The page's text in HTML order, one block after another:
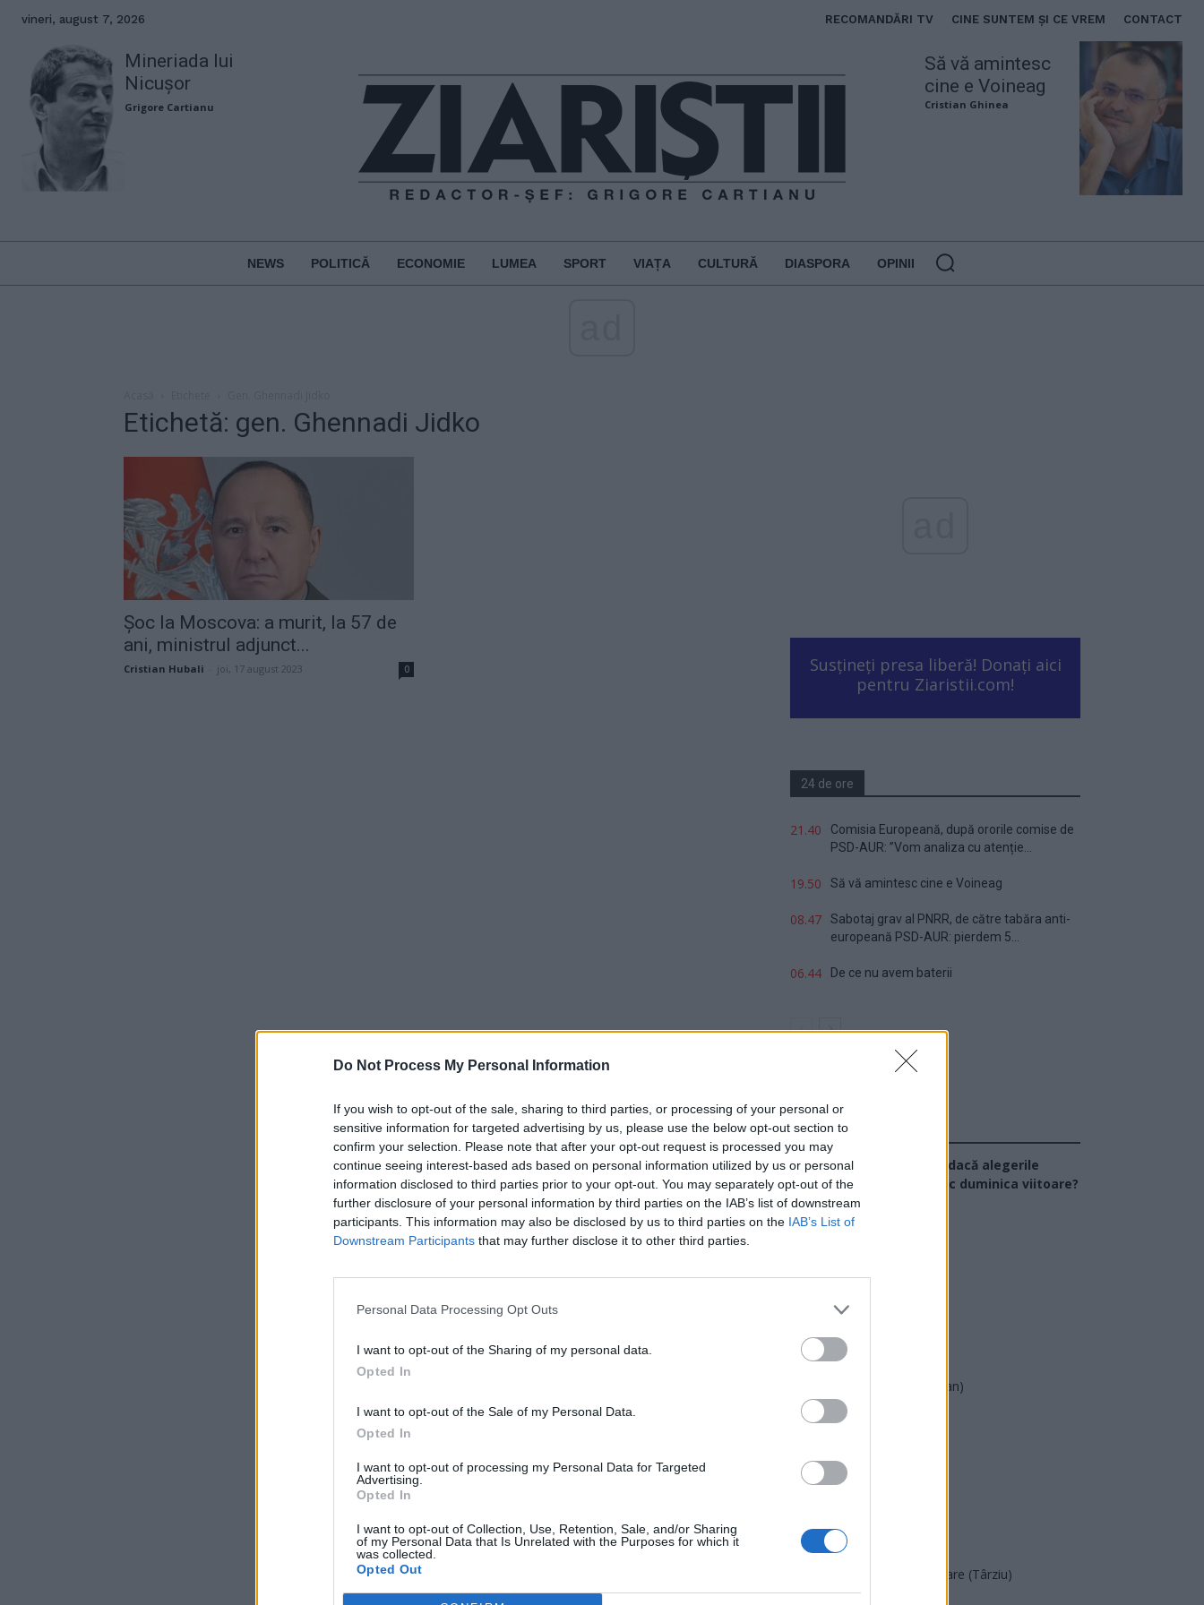
Do Not Process My Personal Information
If you wish to opt-out of the sale, sharing to third parties, or processing of your personal or
sensitive information for targeted advertising by us, please use the below opt-out section to
confirm your selection. Please note that after your opt-out request is processed you may
continue seeing interest-based ads based on personal information utilized by us or personal
information disclosed to third parties prior to your opt-out. You may separately opt-out of the
further disclosure of your personal information by third parties on the IAB’s list of downstream
participants. This information may also be disclosed by us to third parties on the IAB’s List of
Downstream Participants that may further disclose it to other third parties.
Personal Data Processing Opt Outs
I want to opt-out of the Sharing of my personal data.
Opted In
I want to opt-out of the Sale of my Personal Data.
Opted In
I want to opt-out of processing my Personal Data for Targeted
Advertising.
Opted In
I want to opt-out of Collection, Use, Retention, Sale, and/or Sharing
of my Personal Data that Is Unrelated with the Purposes for which it
was collected.
Opted Out
vineri, august 7, 2026 RECOMANDĂRI TV CINE SUNTEM ȘI CE VREM CONTACT
Mineriada lui
Nicușor
Grigore Cartianu
Să vă amintesc
cine e Voineag
Cristian Ghinea
NEWS POLITICĂ ECONOMIE LUMEA SPORT VIAȚA CULTURĂ DIASPORA OPINII
Etichetă: gen. Ghennadi Jidko
Șoc la Moscova: a murit, la 57 de
ani, ministrul adjunct...
Cristian Hubali joi, 17 august 2023 0
Susțineți presa liberă! Donați aici
pentru Ziaristii.com!
24 de ore
21.40
Comisia Europeană, după ororile comise de
PSD-AUR: ”Vom analiza cu atenție...
19.50 Să vă amintesc cine e Voineag
08.47
Sabotaj grav al PNRR, de către tabăra anti-
europeană PSD-AUR: pierdem 5...
06.44 De ce nu avem baterii
Sondaj
Ce partid ați vota dacă alegerile
parlamentare ar avea loc duminica viitoare?
USR
PSD
AUR
PMP (Tomac)
Forța Dreptei (L. Orban)
PNȚMM
SENS
PACE (Peia)
Acțiunea Conservatoare (Târziu)